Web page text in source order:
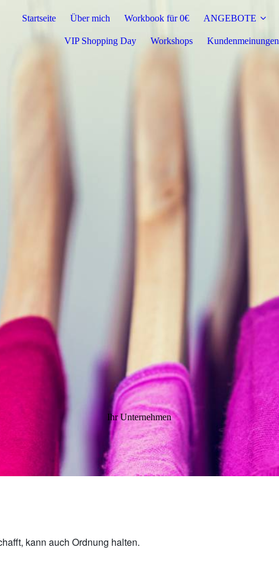
Startseite Über mich Workbook für 0€ ANGEBOTE
VIP Shopping Day Workshops Kundenmeinungen
Ihr Unternehmen
kann auch Ordnung halten.